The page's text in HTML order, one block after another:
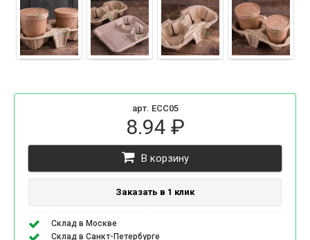
арт. ECC05
8.94 ₽
В корзину
Заказать в 1 клик
Склад в Москве
Склад в Санкт-Петербурге